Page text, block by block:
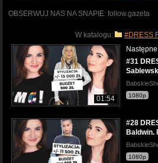
OBSERWUJ NAS NA SNAPIE: follow.gazeta
W katalogu: #DRESS
01:54
#31
1080p
#28
Baldwin.
1080p